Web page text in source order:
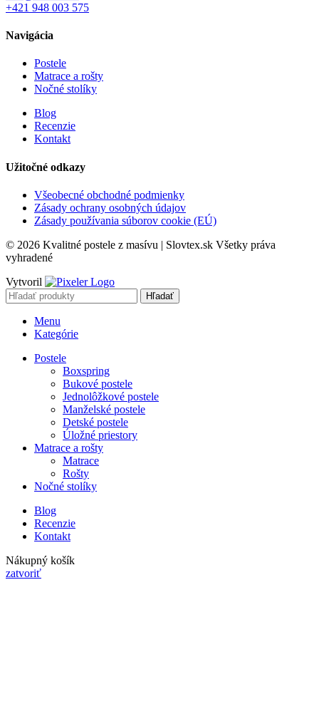
+421 948 003 575
Navigácia
Postele
Matrace a rošty
Nočné stolíky
Blog
Recenzie
Kontakt
Užitočné odkazy
Všeobecné obchodné podmienky
Zásady ochrany osobných údajov
Zásady používania súborov cookie (EÚ)
© 2026 Kvalitné postele z masívu | Slovtex.sk Všetky práva
vyhradené
Vytvoril
Hľadať
Menu
Kategórie
Postele
Boxspring
Bukové postele
Jednolôžkové postele
Manželské postele
Detské postele
Úložné priestory
Matrace a rošty
Matrace
Rošty
Nočné stolíky
Blog
Recenzie
Kontakt
Nákupný košík
zatvoriť